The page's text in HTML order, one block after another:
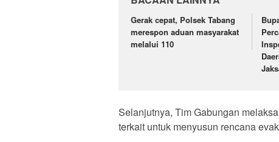
Gerak cepat, Polsek Tabang
merespon aduan masyarakat
melalui 110
Selanjutnya, Tim Gabungan
terkait untuk menyusun rencana